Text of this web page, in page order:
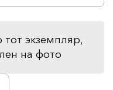
экземпляр,
на фото